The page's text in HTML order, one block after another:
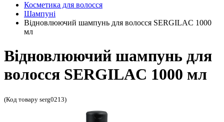
Косметика для волосся
Шампуні
Відновлюючий шампунь для волосся SERGILAC 1000
мл
Відновлюючий шампунь для
волосся SERGILAC 1000 мл
(Код товару serg0213)